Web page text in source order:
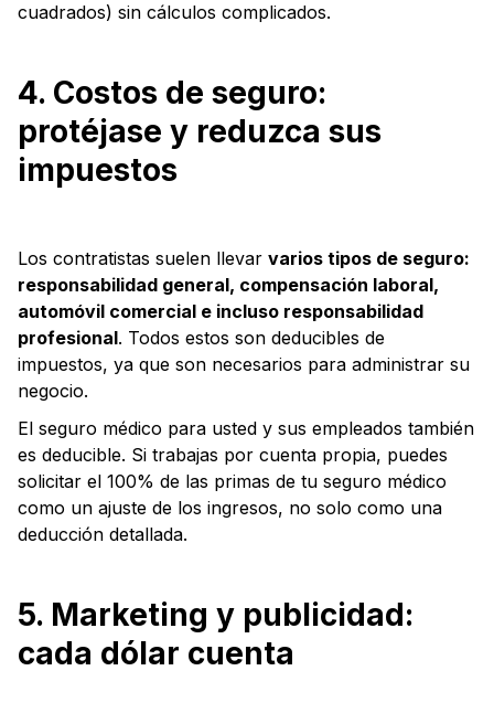
cuadrados) sin cálculos complicados.
4. Costos de seguro:
protéjase y reduzca sus
impuestos
Los contratistas suelen llevar varios tipos de seguro:
responsabilidad general, compensación laboral,
automóvil comercial e incluso responsabilidad
profesional. Todos estos son deducibles de
impuestos, ya que son necesarios para administrar su
negocio.
El seguro médico para usted y sus empleados también
es deducible. Si trabajas por cuenta propia, puedes
solicitar el 100% de las primas de tu seguro médico
como un ajuste de los ingresos, no solo como una
deducción detallada.
5. Marketing y publicidad:
cada dólar cuenta